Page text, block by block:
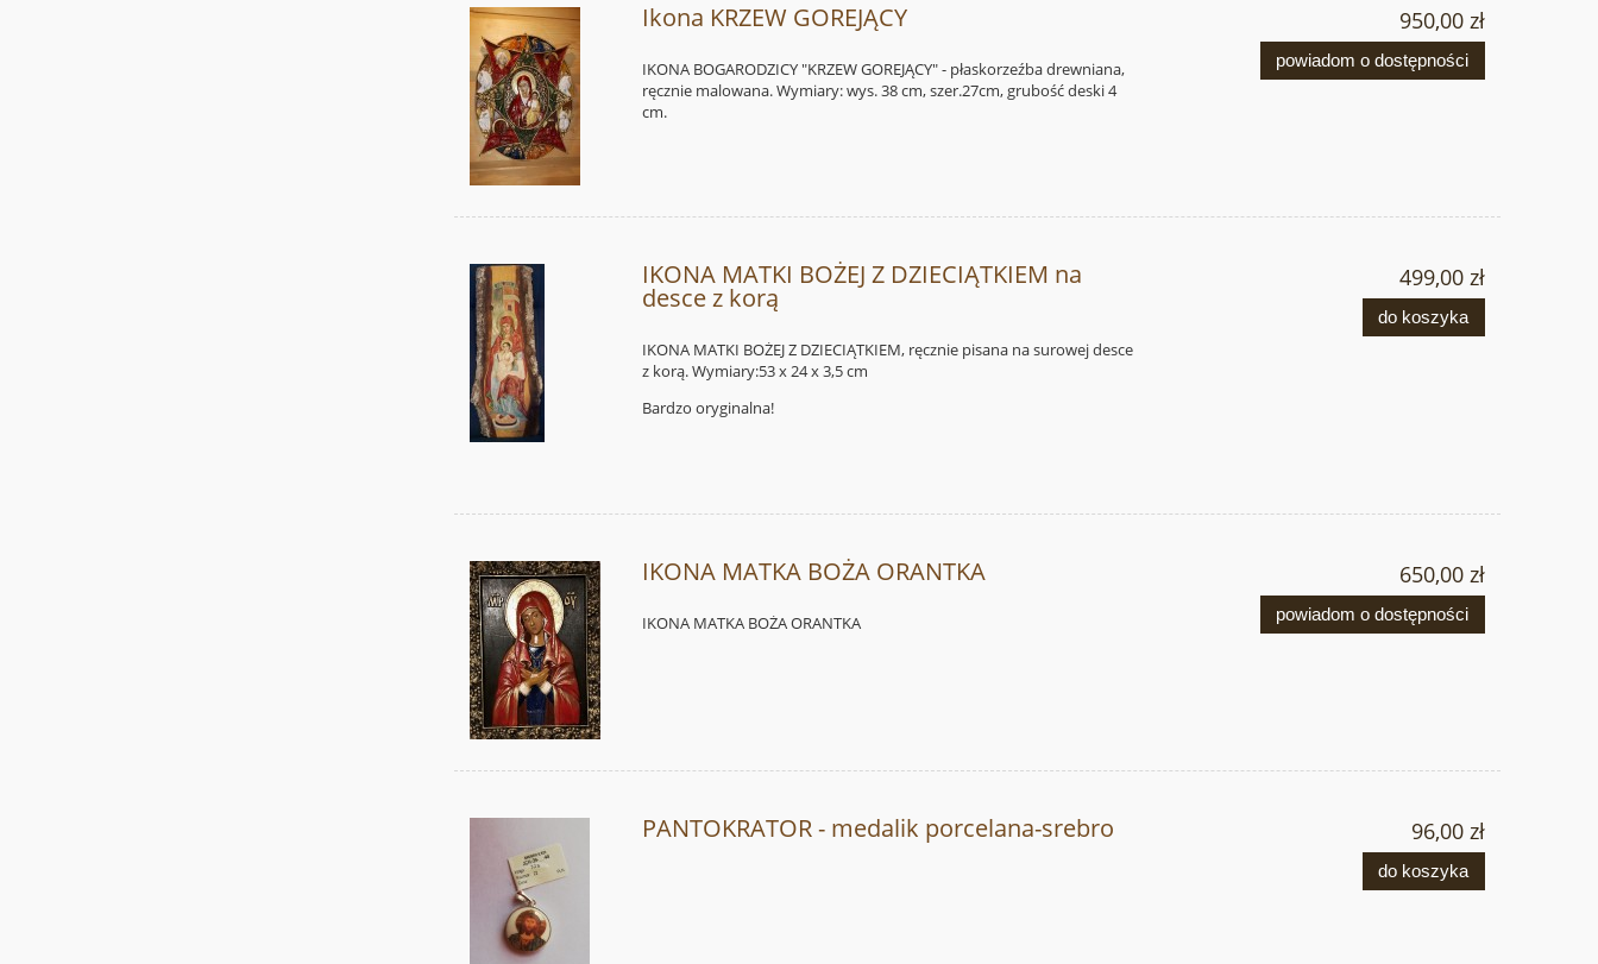
Ikona KRZEW GOREJĄCY
IKONA BOGARODZICY "KRZEW GOREJĄCY" - płaskorzeźba drewniana,
ręcznie malowana. Wymiary: wys. 38 cm, szer.27cm, grubość deski 4
cm.
950,00 zł
powiadom o dostępności
IKONA MATKI BOŻEJ Z DZIECIĄTKIEM na
desce z korą
IKONA MATKI BOŻEJ Z DZIECIĄTKIEM, ręcznie pisana na surowej desce
z korą. Wymiary:53 x 24 x 3,5 cm
Bardzo oryginalna!
499,00 zł
do koszyka
IKONA MATKA BOŻA ORANTKA
IKONA MATKA BOŻA ORANTKA
650,00 zł
powiadom o dostępności
PANTOKRATOR - medalik porcelana-srebro 96,00 zł
do koszyka